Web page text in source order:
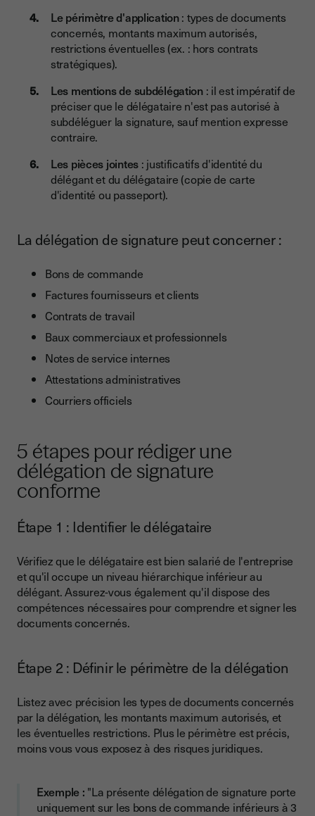
Le périmètre d'application: types de documents
concernés, montants maximum autorisés,
restrictions éventuelles (ex. : hors contrats
stratégiques).
Les mentions de subdélégation: il est impératif de
préciser que le délégataire n'est pas autorisé à
subdéléguer la signature, sauf mention expresse
contraire.
Les pièces jointes: justificatifs d'identité du
délégant et du délégataire (copie de carte
d'identité ou passeport).
La délégation de signature peut concerner :
Bons de commande
Factures fournisseurs et clients
Contrats de travail
Baux commerciaux et professionnels
Notes de service internes
Attestations administratives
Courriers officiels
5 étapes pour rédiger une
délégation de signature
conforme
Étape 1 : Identifier le délégataire
Vérifiez que le délégataire est bien salarié de l'entreprise
et qu'il occupe un niveau hiérarchique inférieur au
délégant. Assurez-vous également qu'il dispose des
compétences nécessaires pour comprendre et signer les
documents concernés.
Étape 2 : Définir le périmètre de la délégation
Listez avec précision les types de documents concernés
par la délégation, les montants maximum autorisés, et
les éventuelles restrictions. Plus le périmètre est précis,
moins vous vous exposez à des risques juridiques.
Exemple : "La présente délégation de signature porte
uniquement sur les bons de commande inférieurs à 3